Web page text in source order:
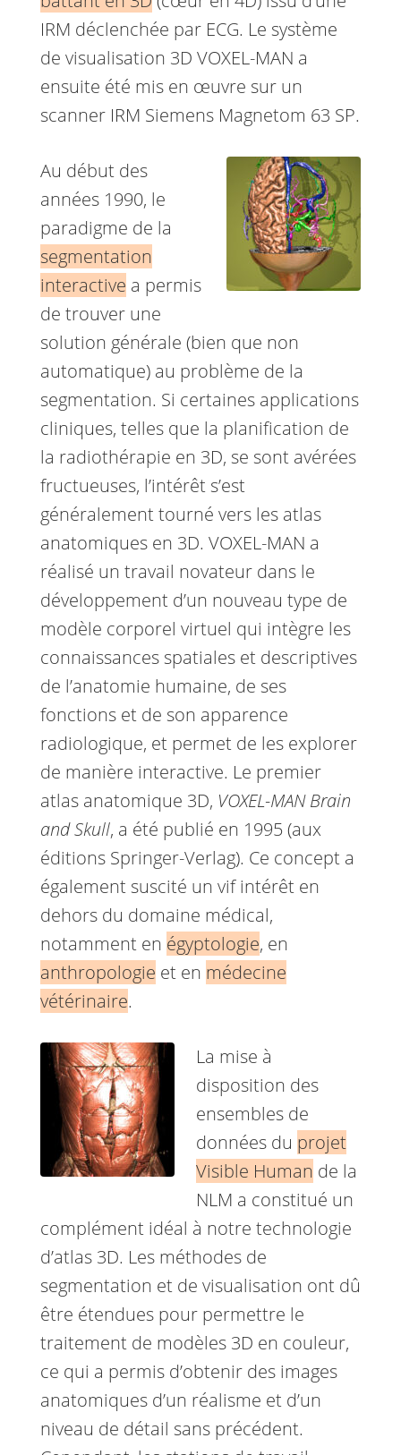
IRM déclenchée par ECG. Le système
de visualisation 3D VOXEL-MAN a
ensuite été mis en œuvre sur un
scanner IRM Siemens Magnetom 63 SP.
Au début des
années 1990, le
paradigme de la
segmentation
interactive a permis
de trouver une
solution générale (bien que non
automatique) au problème de la
segmentation. Si certaines applications
cliniques, telles que la planification de
la radiothérapie en 3D, se sont avérées
fructueuses, l’intérêt s’est
généralement tourné vers les atlas
anatomiques en 3D. VOXEL-MAN a
réalisé un travail novateur dans le
développement d’un nouveau type de
modèle corporel virtuel qui intègre les
connaissances spatiales et descriptives
de l’anatomie humaine, de ses
fonctions et de son apparence
radiologique, et permet de les explorer
de manière interactive. Le premier
atlas anatomique 3D, VOXEL-MAN Brain
and Skull, a été publié en 1995 (aux
éditions Springer-Verlag). Ce concept a
également suscité un vif intérêt en
dehors du domaine médical,
notamment en égyptologie, en
anthropologie et en médecine
vétérinaire.
La mise à
disposition des
ensembles de
données du projet
Visible Human de la
NLM a constitué un
complément idéal à notre technologie
d’atlas 3D. Les méthodes de
segmentation et de visualisation ont dû
être étendues pour permettre le
traitement de modèles 3D en couleur,
ce qui a permis d’obtenir des images
anatomiques d’un réalisme et d’un
niveau de détail sans précédent.